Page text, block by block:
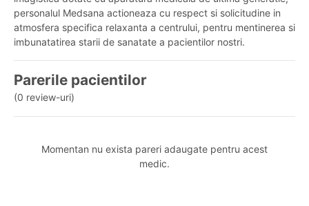
personalul Medsana actioneaza cu respect si solicitudine in
atmosfera specifica relaxanta a centrului, pentru mentinerea si
imbunatatirea starii de sanatate a pacientilor nostri.
Parerile pacientilor
(0 review-uri)
Momentan nu exista pareri adaugate pentru acest
medic.